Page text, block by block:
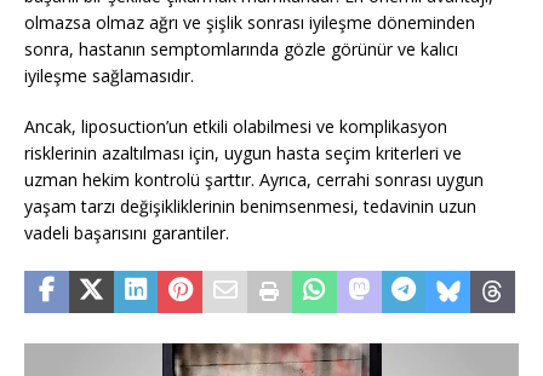
olmazsa olmaz ağrı ve şişlik sonrası iyileşme döneminden
sonra, hastanın semptomlarında gözle görünür ve kalıcı
iyileşme sağlamasıdır.
Ancak, liposuction’un etkili olabilmesi ve komplikasyon
risklerinin azaltılması için, uygun hasta seçim kriterleri ve
uzman hekim kontrolü şarttır. Ayrıca, cerrahi sonrası uygun
yaşam tarzı değişikliklerinin benimsenmesi, tedavinin uzun
vadeli başarısını garantiler.